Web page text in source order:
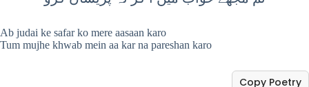
Ab judai ke safar ko mere aasaan karo
Tum mujhe khwab mein aa kar na pareshan karo
Copy Poetry